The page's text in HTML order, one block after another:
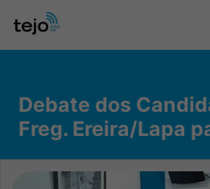
Debate dos
Freg. Ereira/Lapa